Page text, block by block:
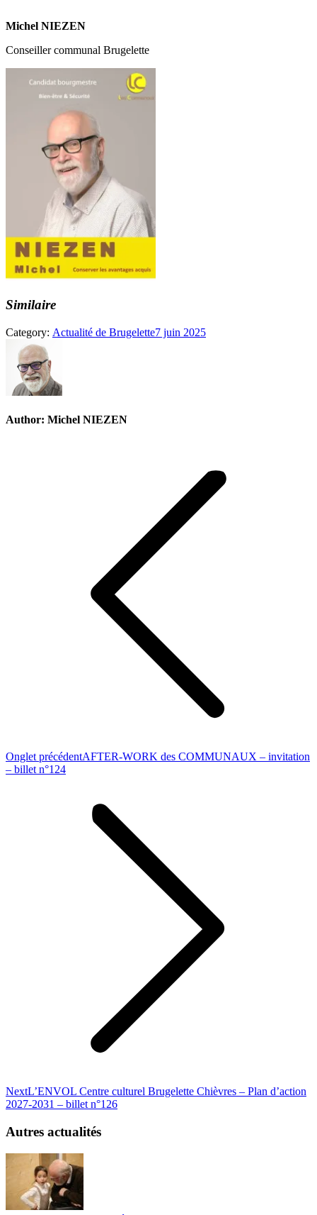
Michel NIEZEN
Conseiller communal Brugelette
Similaire
Category: Actualité de Brugelette7 juin 2025
Author: Michel NIEZEN
Onglet précédentPrevious
AFTER-WORK des COMMUNAUX – invitation
– billet n°124
NextNext
post:
L’ENVOL Centre culturel Brugelette Chièvres – Plan d’action
2027-2031 – billet n°126
Autres actualités